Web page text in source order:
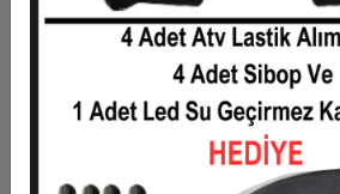
99,17 TL
90,75 TL
11
83,18 TL
77,50 TL